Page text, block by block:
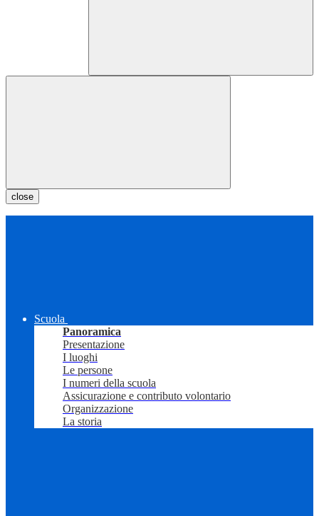
close
Scuola
Panoramica
Presentazione
I luoghi
Le persone
I numeri della scuola
Assicurazione e contributo volontario
Organizzazione
La storia